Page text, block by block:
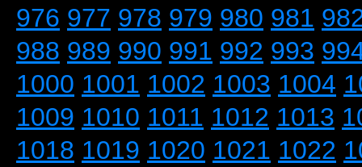
976 977 978 979 980 981
988 989 990 991 992 993
1000 1001 1002 1003 1004
1009 1010 1011 1012 1013
1018 1019 1020 1021 1022